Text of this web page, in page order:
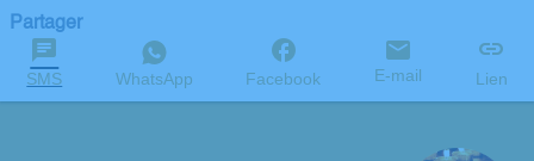
Partager
SMS WhatsApp Facebook E-mail Lien